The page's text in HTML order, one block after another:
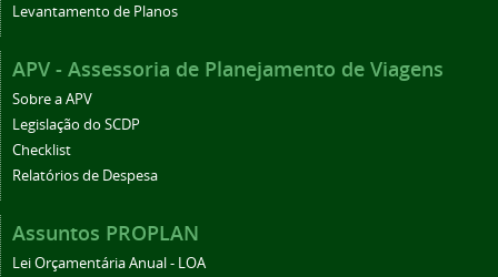
Levantamento de Planos
APV - Assessoria de Planejamento de Viagens
Sobre a APV
Legislação do SCDP
Checklist
Relatórios de Despesa
Assuntos PROPLAN
Lei Orçamentária Anual - LOA